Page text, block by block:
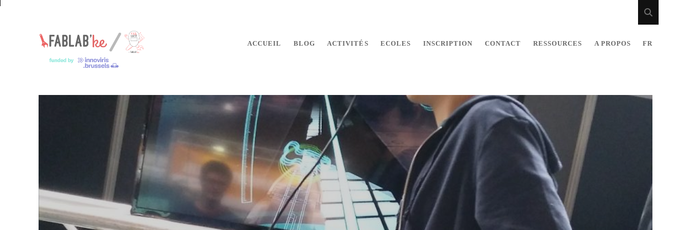
ACCUEIL BLOG ACTIVITÉS ECOLES INSCRIPTION CONTACT RESSOURCES A PROPOS FR